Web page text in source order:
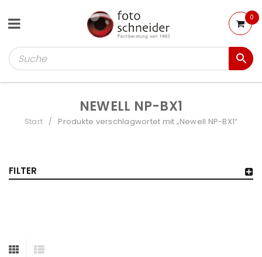
0
NEWELL NP-BX1
Start / Produkte verschlagwortet mit „Newell NP-BX1“
FILTER